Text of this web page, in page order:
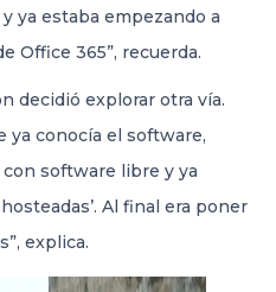
ya estaba empezando a
Office 365”, recuerda.
decidió explorar otra vía.
ya conocía el software,
software libre y ya
Al final era poner
explica.